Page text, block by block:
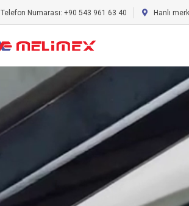
Telefon Numarası: +90 543 961 63 40 Hanlı